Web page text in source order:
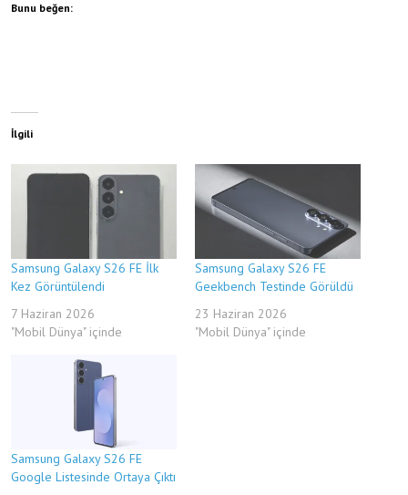
Bunu beğen:
İlgili
Samsung Galaxy S26 FE İlk
Kez Görüntülendi
7 Haziran 2026
"Mobil Dünya" içinde
Samsung Galaxy S26 FE
Geekbench Testinde Görüldü
23 Haziran 2026
"Mobil Dünya" içinde
Samsung Galaxy S26 FE
Google Listesinde Ortaya Çıktı